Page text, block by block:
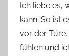
Ich liebe es,
kann. So ist
vor der Türe.
fühlen und